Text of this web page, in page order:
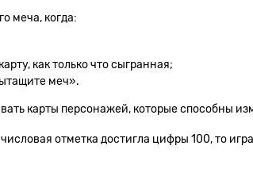
меча, когда:
как только что сыгранная;
меч».
карты персонажей, которые способны
отметка достигла цифры 100, то